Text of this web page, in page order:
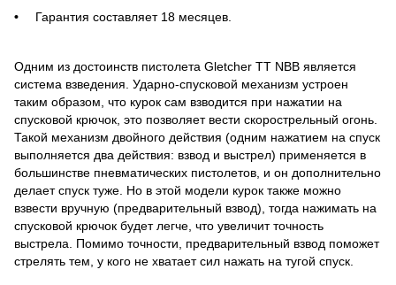
Гарантия составляет 18 месяцев.
Одним из достоинств пистолета Gletcher TT NBB является
система взведения. Ударно-спусковой механизм устроен
таким образом, что курок сам взводится при нажатии на
спусковой крючок, это позволяет вести скорострельный огонь.
Такой механизм двойного действия (одним нажатием на спуск
выполняется два действия: взвод и выстрел) применяется в
большинстве пневматических пистолетов, и он дополнительно
делает спуск туже. Но в этой модели курок также можно
взвести вручную (предварительный взвод), тогда нажимать на
спусковой крючок будет легче, что увеличит точность
выстрела. Помимо точности, предварительный взвод поможет
стрелять тем, у кого не хватает сил нажать на тугой спуск.